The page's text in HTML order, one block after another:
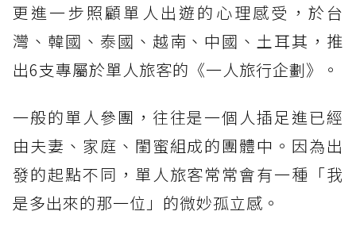
更進一步照顧單人出遊的心理感受，於台
灣、韓國、泰國、越南、中國、土耳其，推
出6支專屬於單人旅客的《一人旅行企劃》。
一般的單人參團，往往是一個人插足進已經
由夫妻、家庭、閨蜜組成的團體中。因為出
發的起點不同，單人旅客常常會有一種「我
是多出來的那一位」的微妙孤立感。